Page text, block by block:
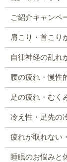
ご紹介キャンペ
肩こり・首こり
自律神経の乱れ
腰の疲れ・慢性
足の疲れ・むく
冷え性・足先の
疲れが取れない
睡眠のお悩みと